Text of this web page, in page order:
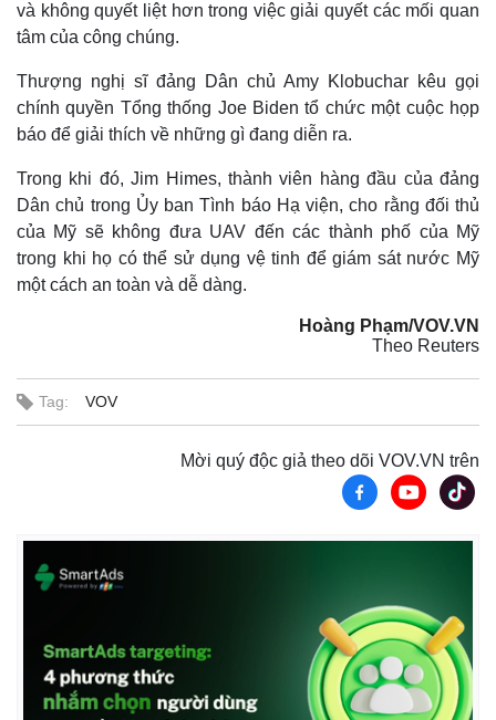
Thế giới
Quan sát
Cuộc sống đó đây
Hồ sơ
Video
E-Magazine
Infographic
và không quyết liệt hơn trong việc giải quyết các mối quan
tâm của công chúng.
Thượng nghị sĩ đảng Dân chủ Amy Klobuchar kêu gọi
chính quyền Tổng thống Joe Biden tổ chức một cuộc họp
báo để giải thích về những gì đang diễn ra.
Trong khi đó, Jim Himes, thành viên hàng đầu của đảng
Dân chủ trong Ủy ban Tình báo Hạ viện, cho rằng đối thủ
của Mỹ sẽ không đưa UAV đến các thành phố của Mỹ
trong khi họ có thể sử dụng vệ tinh để giám sát nước Mỹ
một cách an toàn và dễ dàng.
Hoàng Phạm/VOV.VN
Theo Reuters
Tag: VOV
Mời quý độc giả theo dõi VOV.VN trên